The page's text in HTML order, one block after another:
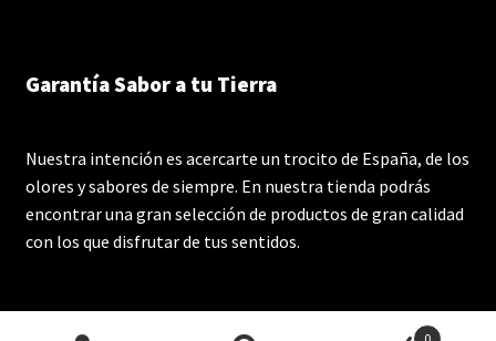
Garantía Sabor a tu Tierra
Nuestra intención es acercarte un trocito de España, de los
olores y sabores de siempre. En nuestra tienda podrás
encontrar una gran selección de productos de gran calidad
con los que disfrutar de tus sentidos.